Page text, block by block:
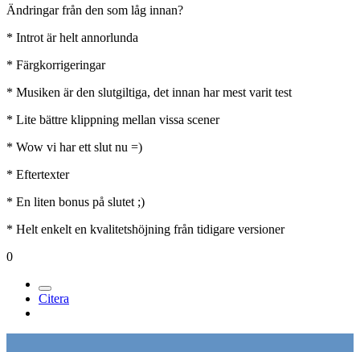
Ändringar från den som låg innan?
* Introt är helt annorlunda
* Färgkorrigeringar
* Musiken är den slutgiltiga, det innan har mest varit test
* Lite bättre klippning mellan vissa scener
* Wow vi har ett slut nu =)
* Eftertexter
* En liten bonus på slutet ;)
* Helt enkelt en kvalitetshöjning från tidigare versioner
0
Citera